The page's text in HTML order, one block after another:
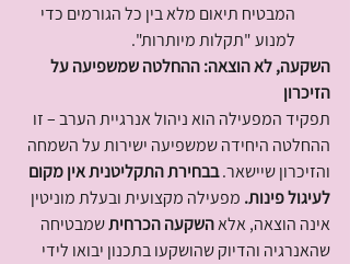
המבטיח תיאום מלא בין כל הגורמים כדי
למנוע "תקלות מיותרות".
השקעה, לא הוצאה: ההחלטה שמשפיעה על
הזיכרון
תפקיד המפעילה הוא ניהול אנרגיית הערב – זו
ההחלטה היחידה שמשפיעה ישירות על השמחה
והזיכרון שיישאר. בבחירת התקליטנית אין מקום
לעיגול פינות. מפעילה מקצועית ובעלת מוניטין
אינה הוצאה, אלא השקעה הכרחית שמבטיחה
שהאנרגיה והדיוק שהושקעו בתכנון יבואו לידי